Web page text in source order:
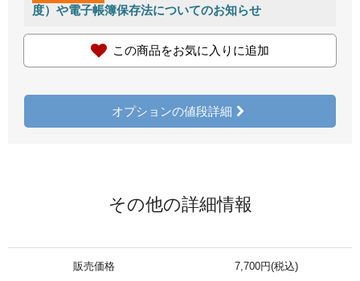
度）や電子帳簿保存法についてのお知らせ
この商品をお気に入りに追加
オプションの値段詳細
その他の詳細情報
販売価格 7,700円(税込)